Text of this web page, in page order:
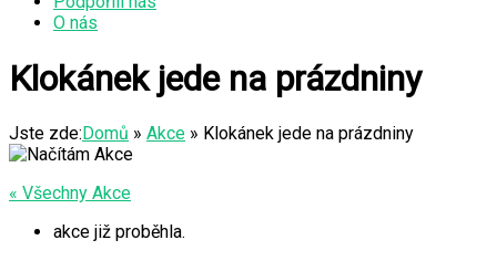
O nás
Klokánek jede na prázdniny
Jste zde: Domů » Akce » Klokánek jede na prázdniny
« Všechny Akce
akce již proběhla.